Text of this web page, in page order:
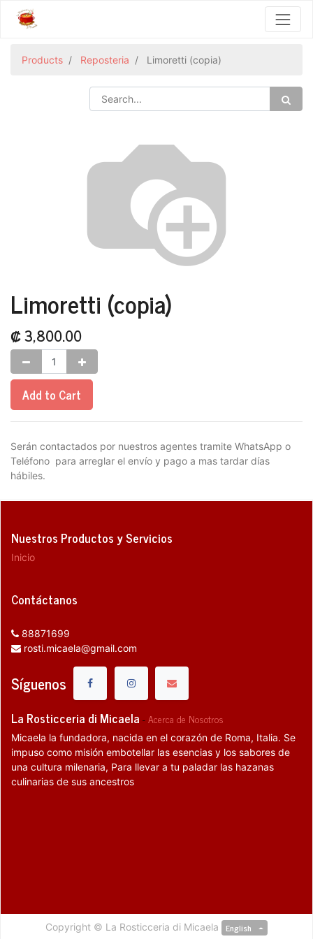
Products Reposteria Limoretti (copia)
Limoretti (copia)
₡3,800.00
Add to Cart
Serán contactados por nuestros agentes tramite WhatsApp o
Teléfono para arreglar el envío y pago a mas tardar días
hábiles.
Nuestros Productos y Servicios
Inicio
Contáctanos
88871699
rosti.micaela@gmail.com
Síguenos
La Rosticceria di Micaela -Acerca de Nosotros
Micaela la fundadora, nacida en el corazón de Roma, Italia. Se
impuso como misión embotellar las esencias y los sabores de
una cultura milenaria, Para llevar a tu paladar las hazanas
culinarias de sus ancestros
Copyright © La Rosticceria di Micaela English